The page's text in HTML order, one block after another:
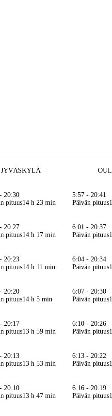
JYVÄSKYLÄ
20:30
pituus14 h 23 min
5:57 - 20:41
Päivän pituus
20:27
pituus14 h 17 min
6:01 - 20:37
Päivän pituus
20:23
pituus14 h 11 min
6:04 - 20:34
Päivän pituus
20:20
pituus14 h 5 min
6:07 - 20:30
Päivän pituus
20:17
pituus13 h 59 min
6:10 - 20:26
Päivän pituus
20:13
pituus13 h 53 min
6:13 - 20:22
Päivän pituus
20:10
pituus13 h 47 min
6:16 - 20:19
Päivän pituus